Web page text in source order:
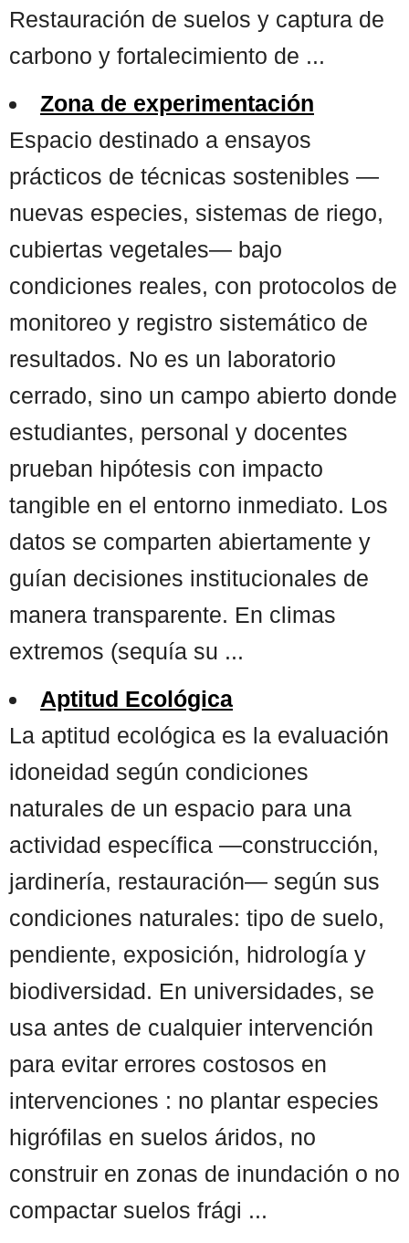
Restauración de suelos y captura de
carbono y fortalecimiento de ...
Zona de experimentación
Espacio destinado a ensayos
prácticos de técnicas sostenibles —
nuevas especies, sistemas de riego,
cubiertas vegetales— bajo
condiciones reales, con protocolos de
monitoreo y registro sistemático de
resultados. No es un laboratorio
cerrado, sino un campo abierto donde
estudiantes, personal y docentes
prueban hipótesis con impacto
tangible en el entorno inmediato. Los
datos se comparten abiertamente y
guían decisiones institucionales de
manera transparente. En climas
extremos (sequía su ...
Aptitud Ecológica
La aptitud ecológica es la evaluación
idoneidad según condiciones
naturales de un espacio para una
actividad específica —construcción,
jardinería, restauración— según sus
condiciones naturales: tipo de suelo,
pendiente, exposición, hidrología y
biodiversidad. En universidades, se
usa antes de cualquier intervención
para evitar errores costosos en
intervenciones : no plantar especies
higrófilas en suelos áridos, no
construir en zonas de inundación o no
compactar suelos frági ...